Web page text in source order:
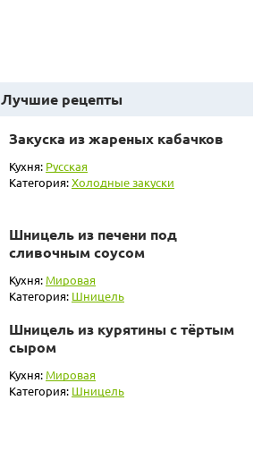
Лучшие рецепты
Закуска из жареных кабачков
Кухня: Русская
Категория:Холодные закуски
Шницель из печени под
сливочным соусом
Кухня: Мировая
Категория: Шницель
Шницель из курятины с тёртым
сыром
Кухня:Мировая
Категория: Шницель